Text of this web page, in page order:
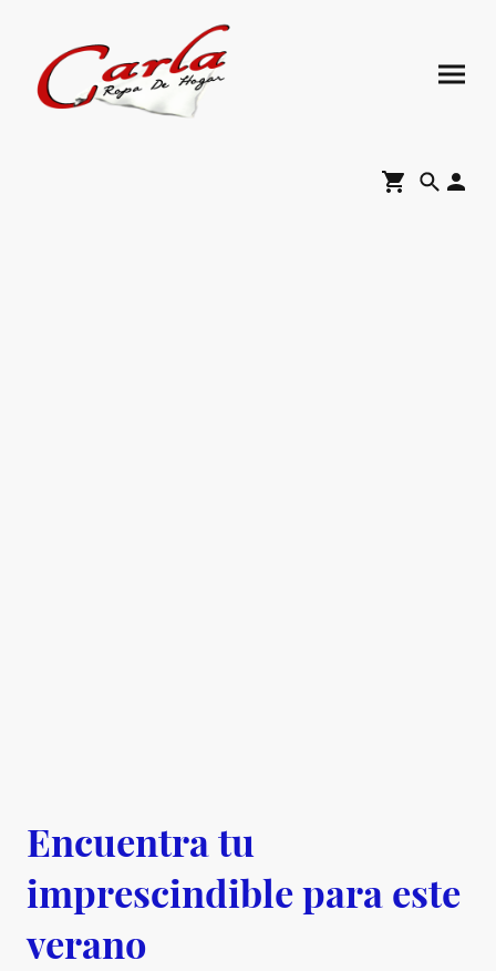
Encuentra tu
imprescindible para este
verano